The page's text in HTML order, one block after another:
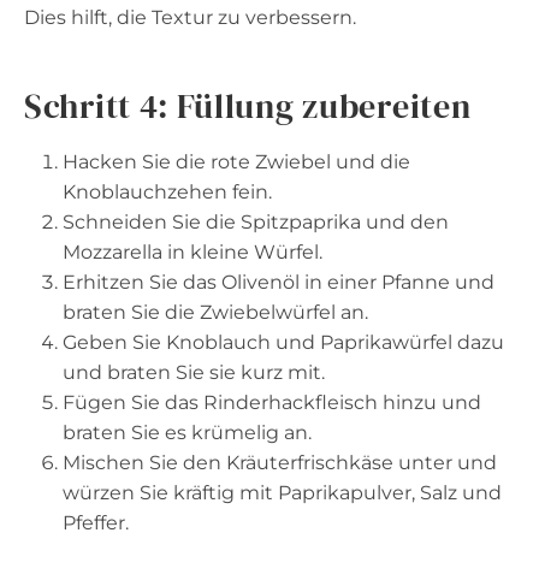
Dies hilft, die Textur zu verbessern.
Schritt 4: Füllung zubereiten
Hacken Sie die rote Zwiebel und die
Knoblauchzehen fein.
Schneiden Sie die Spitzpaprika und den
Mozzarella in kleine Würfel.
Erhitzen Sie das Olivenöl in einer Pfanne und
braten Sie die Zwiebelwürfel an.
Geben Sie Knoblauch und Paprikawürfel dazu
und braten Sie sie kurz mit.
Fügen Sie das Rinderhackfleisch hinzu und
braten Sie es krümelig an.
Mischen Sie den Kräuterfrischkäse unter und
würzen Sie kräftig mit Paprikapulver, Salz und
Pfeffer.